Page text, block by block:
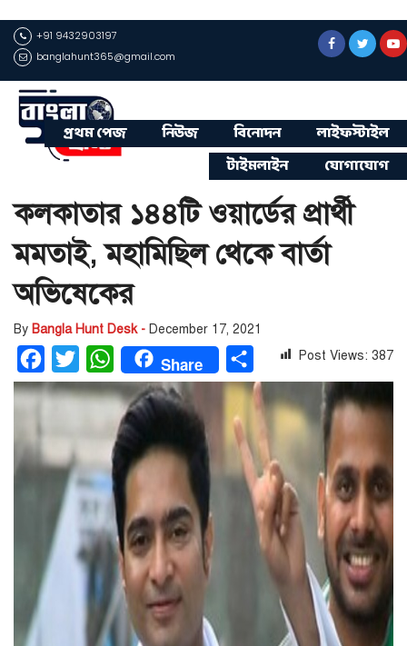
+91 9432903197
banglahunt365@gmail.com
প্রথম পেজ নিউজ বিনোদন
লাইফস্টাইল
টাইমলাইন
যোগাযোগ
কলকাতার ১৪৪টি ওয়ার্ডের প্রার্থী
মমতাই, মহামিছিল থেকে বার্তা
অভিষেকের
By Bangla Hunt Desk - December 17, 2021
Facebook
Twitter WhatsAppShare Share Post Views: 387